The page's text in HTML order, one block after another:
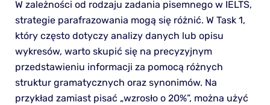
W zależności od rodzaju zadania pisemnego w IELTS,
strategie parafrazowania mogą się różnić. W Task 1,
który często dotyczy analizy danych lub opisu
wykresów, warto skupić się na precyzyjnym
przedstawieniu informacji za pomocą różnych
struktur gramatycznych oraz synonimów. Na
przykład zamiast pisać „wzrosło o 20%”, można użyć